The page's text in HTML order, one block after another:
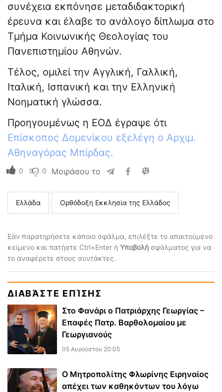
συνέχεια εκπόνησε μεταδιδακτορική
έρευνα και έλαβε το ανάλογο δίπλωμα στο
Τμήμα Κοινωνικής Θεολογίας του
Πανεπιστημίου Αθηνών.
Τέλος, ομιλεί την Αγγλική, Γαλλική,
Ιταλική, Ισπανική και την Ελληνική
Νοηματική γλώσσα.
Προηγουμένως η ΕΟΔ έγραψε ότι
Επίσκοπος Δομενίκου εξελέγη ο Αρχιμ.
Αθηναγόρας Μπίρδας.
0 0 Μοιράσου το
Ελλάδα Ορθόδοξη Εκκλησία της Ελλάδος
Εάν παρατηρήσετε κάποιο σφάλμα, επιλέξτε το απαιτούμενο
κείμενο και πατήστε Ctrl+Enter ή Υποβολή σφάλματος για να
το αναφέρετε στους συντάκτες.
ΔΙΑΒΆΣΤΕ ΕΠΊΣΗΣ
Στο Φανάρι ο Πατριάρχης Γεωργίας –
Επαφές Πατρ. Βαρθολομαίου με
Γεωργιανούς
05 Αυγούστου 20:05
Ο Μητροπολίτης Φλωρίνης Ειρηναίος
απέχει των καθηκόντων του λόγω